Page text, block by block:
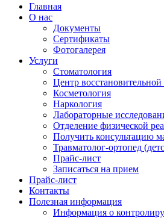
Главная
О нас
Документы
Сертификаты
Фотогалерея
Услуги
Стоматология
Центр
Косметология
Наркология
Лабораторные
Отделение физической
Получить консультацию
Травматолог-ортопед
Прайс-лист
Записаться на прием
Прайс-лист
Контакты
Полезная информация
Информация о